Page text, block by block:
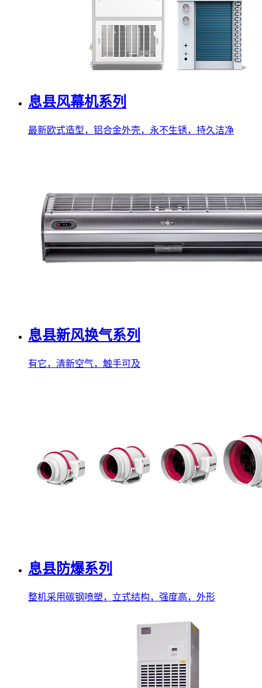
息县风幕机系列
最新欧式造型，铝合金外壳，永不生锈，持久洁净
息县新风换气系列
有它，清新空气，触手可及
息县防爆系列
整机采用碳钢喷塑，立式结构，强度高，外形